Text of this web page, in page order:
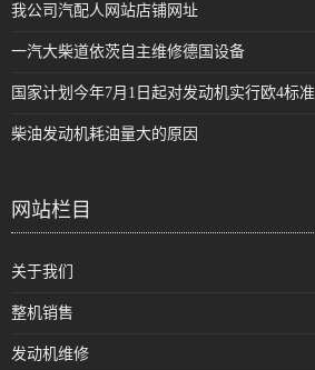
我公司汽配人网站店铺网址
一汽大柴道依茨自主维修德国设备
国家计划今年7月1日起对发动机实行欧4标准
柴油发动机耗油量大的原因
网站栏目
关于我们
整机销售
发动机维修